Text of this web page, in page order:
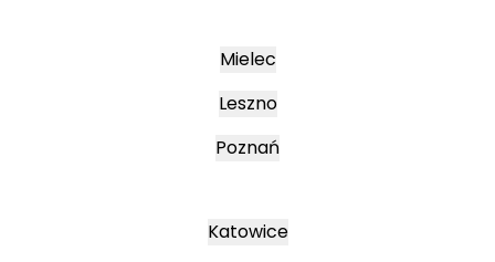
Mielec
Leszno
Poznań
Katowice